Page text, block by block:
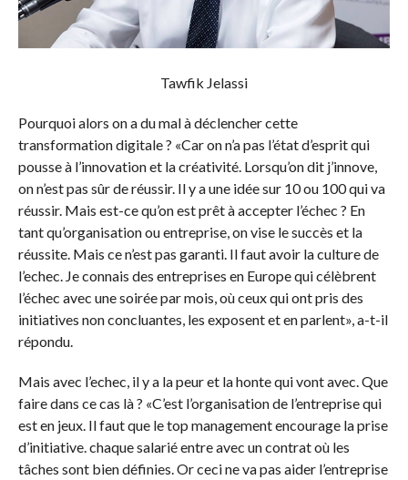
Tawfik Jelassi
Pourquoi alors on a du mal à déclencher cette
transformation digitale ? «Car on n’a pas l’état d’esprit qui
pousse à l’innovation et la créativité. Lorsqu’on dit j’innove,
on n’est pas sûr de réussir. Il y a une idée sur 10 ou 100 qui va
réussir. Mais est-ce qu’on est prêt à accepter l’échec ? En
tant qu’organisation ou entreprise, on vise le succès et la
réussite. Mais ce n’est pas garanti. Il faut avoir la culture de
l’echec. Je connais des entreprises en Europe qui célèbrent
l’échec avec une soirée par mois, où ceux qui ont pris des
initiatives non concluantes, les exposent et en parlent», a-t-il
répondu.
Mais avec l’echec, il y a la peur et la honte qui vont avec. Que
faire dans ce cas là ? «C’est l’organisation de l’entreprise qui
est en jeux. Il faut que le top management encourage la prise
d’initiative. chaque salarié entre avec un contrat où les
tâches sont bien définies. Or ceci ne va pas aider l’entreprise